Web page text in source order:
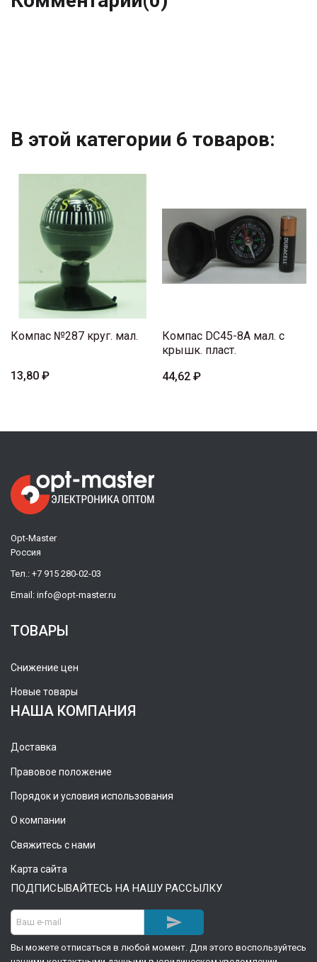
В этой категории 6 товаров:
Компас №287 круг. мал.
13,80 ₽
Компас DC45-8A мал. с
крышк. пласт.
44,62 ₽
Opt-Master
Россия
Тел.: +7 915 280-02-03
Email: info@opt-master.ru
ТОВАРЫ
Снижение цен
Новые товары
НАША КОМПАНИЯ
Доставка
Правовое положение
Порядок и условия использования
О компании
Свяжитесь с нами
Карта сайта
ПОДПИСЫВАЙТЕСЬ НА НАШУ РАССЫЛКУ

Вы можете отписаться в любой момент. Для этого воспользуйтесь